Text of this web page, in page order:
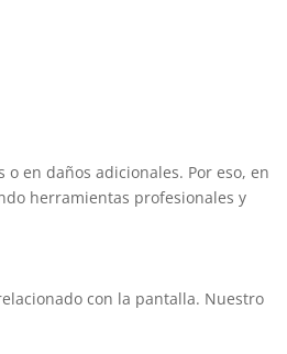
en daños adicionales. Por eso, en
herramientas profesionales y
con la pantalla. Nuestro